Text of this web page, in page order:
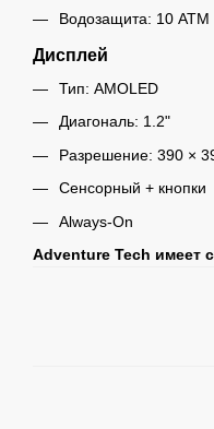
Водозащита: 10 ATM
Дисплей
Тип: AMOLED
Диагональ: 1.2"
Разрешение: 390 ×
Сенсорный + кнопки
Always-On
Adventure Tech имеет